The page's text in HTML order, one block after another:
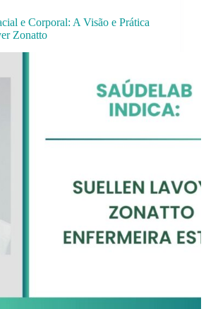
e Corporal: A Visão e Prática
Zonatto